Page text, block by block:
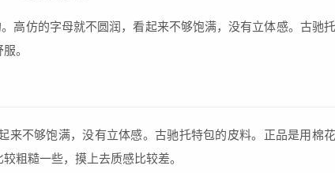
高仿的字母就不圆润，看起来不够饱满，没有立体感。古驰托
。
不够饱满，没有立体感。古驰托特包的皮料。正品是用棉花
粗糙一些，摸上去质感比较差。